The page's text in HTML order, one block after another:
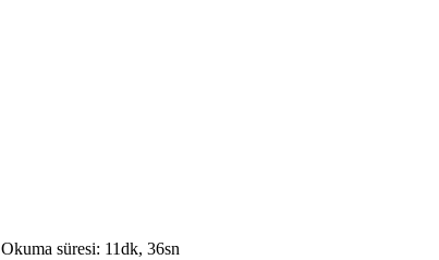
Okuma süresi: 11dk, 36sn